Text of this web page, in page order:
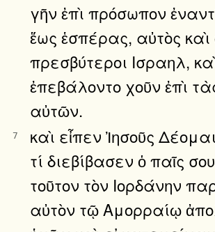
γῆν ἐπὶ πρόσωπον
ἕως ἑσπέρας, αὐτὸς καὶ
πρεσβύτεροι Ισραηλ,
ἐπεβάλοντο χοῦν ἐπὶ
αὐτῶν.
7
καὶ εἶπεν Ἰησοῦς
τί διεβίβασεν ὁ παῖς
τοῦτον τὸν Ιορδάνην
αὐτὸν τῷ Αμορραίῳ